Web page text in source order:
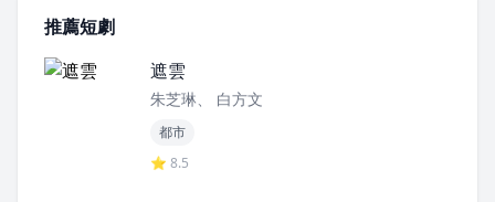
推薦短劇
遮雲
朱芝琳、 白方文
都市
⭐ 8.5